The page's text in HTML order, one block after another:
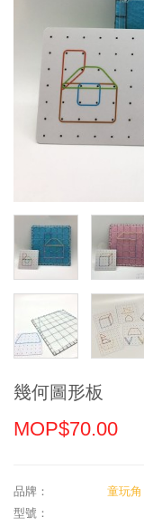
幾何圖形板
MOP$70.00
品牌：
童玩角
型號：